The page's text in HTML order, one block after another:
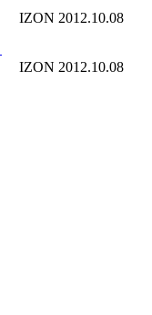
IZON 2012.10.08
IZON 2012.10.08